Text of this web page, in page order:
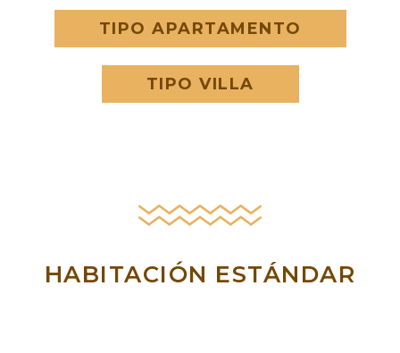
TIPO APARTAMENTO
TIPO VILLA
HABITACIÓN ESTÁNDAR